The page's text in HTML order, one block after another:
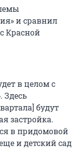
и сравнил
Красной
в целом с
Здесь
будут
застройка.
в придомовой
и детский сад